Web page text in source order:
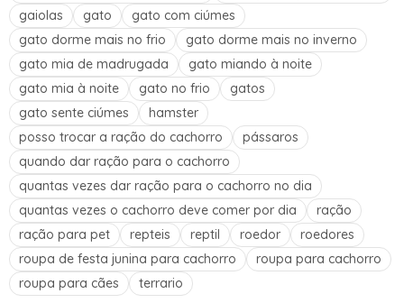
gaiolas
gato
gato com ciúmes
gato dorme mais no frio
gato dorme mais no inverno
gato mia de madrugada
gato miando à noite
gato mia à noite
gato no frio
gatos
gato sente ciúmes
hamster
posso trocar a ração do cachorro
pássaros
quando dar ração para o cachorro
quantas vezes dar ração para o cachorro no dia
quantas vezes o cachorro deve comer por dia
ração
ração para pet
repteis reptil roedor
roedores
roupa de festa junina para cachorro
roupa para cachorro
roupa para cães
terrario